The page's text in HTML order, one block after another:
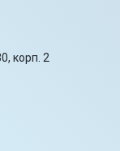
корп. 2